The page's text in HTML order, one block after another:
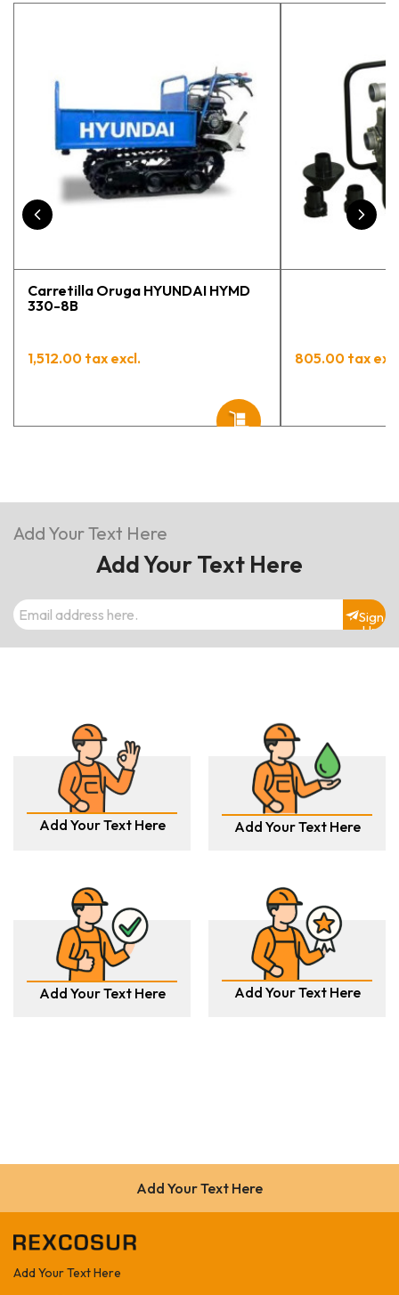
estaba eligiendo la máquina más
En general, la recomiendo, he
vuelto a comprar, tengo varios
pedidos en proceso y muy
Carretilla Oruga HYUNDAI HYMD
330-8B
1,512.00 tax excl. 805.00 tax
Add Your Text Here
Add Your Text Here
Sign
Up
Add Your Text Here Add Your Text Here
Add Your Text Here Add Your Text Here
Add Your Text Here
Add Your Text Here